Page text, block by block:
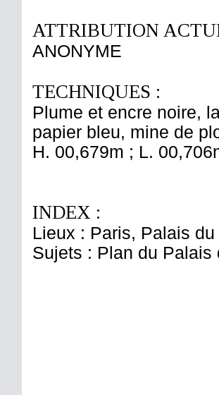
ATTRIBUTION
ANONYME
TECHNIQUES :
Plume et encre noire,
papier bleu, mine de
H. 00,679m ; L.
INDEX :
Lieux : Paris, Palais
Sujets : Plan du Palais